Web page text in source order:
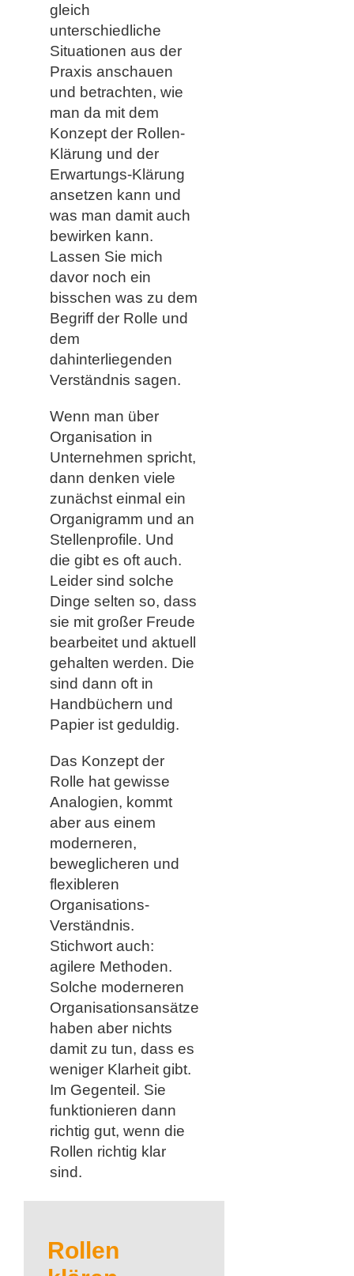
gleich
unterschiedliche
Situationen aus der
Praxis anschauen
und betrachten, wie
man da mit dem
Konzept der Rollen-
Klärung und der
Erwartungs-Klärung
ansetzen kann und
was man damit auch
bewirken kann.
Lassen Sie mich
davor noch ein
bisschen was zu dem
Begriff der Rolle und
dem
dahinterliegenden
Verständnis sagen.
Wenn man über
Organisation in
Unternehmen spricht,
dann denken viele
zunächst einmal ein
Organigramm und an
Stellenprofile. Und
die gibt es oft auch.
Leider sind solche
Dinge selten so, dass
sie mit großer Freude
bearbeitet und aktuell
gehalten werden. Die
sind dann oft in
Handbüchern und
Papier ist geduldig.
Das Konzept der
Rolle hat gewisse
Analogien, kommt
aber aus einem
moderneren,
beweglicheren und
flexibleren
Organisations-
Verständnis.
Stichwort auch:
agilere Methoden.
Solche moderneren
Organisationsansätze
haben aber nichts
damit zu tun, dass es
weniger Klarheit gibt.
Im Gegenteil. Sie
funktionieren dann
richtig gut, wenn die
Rollen richtig klar
sind.
Rollen